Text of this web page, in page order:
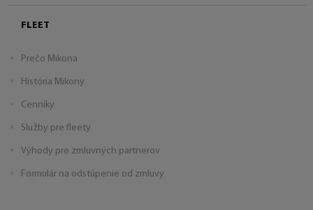
FLEET
Prečo Mikona
História Mikony
Cenníky
Služby pre fleety
Výhody pre zmluvných partnerov
Formulár na odstúpenie od zmluvy